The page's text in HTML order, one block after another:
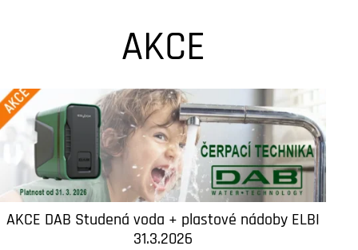
AKCE
AKCE DAB Studená voda + plastové nádoby ELBI
31.3.2026